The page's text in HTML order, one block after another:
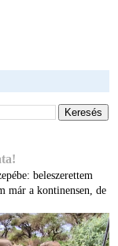
beleszerettem
már a kontinensen, de